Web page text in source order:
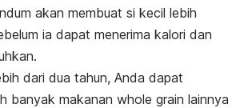
akan membuat si kecil lebih
ia dapat menerima kalori dan
dari dua tahun, Anda dapat
banyak makanan whole grain lainnya